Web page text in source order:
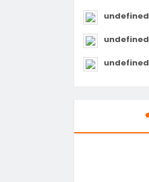
undefined
undefined
undefined